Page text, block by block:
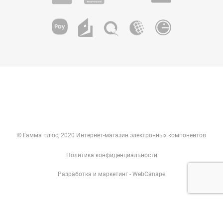
© Гамма плюс, 2020 Интернет-магазин электронных компонентов
Политика конфиденциальности
Разработка и маркетинг - WebCanape